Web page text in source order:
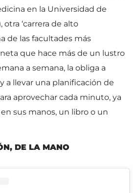
en la Universidad de
otra ‘carrera de alto
de las facultades más
que hace más de un lustro
a semana, la obliga a
a llevar una planificación de
aprovechar cada minuto, ya
sus manos, un libro o un
DE LA MANO